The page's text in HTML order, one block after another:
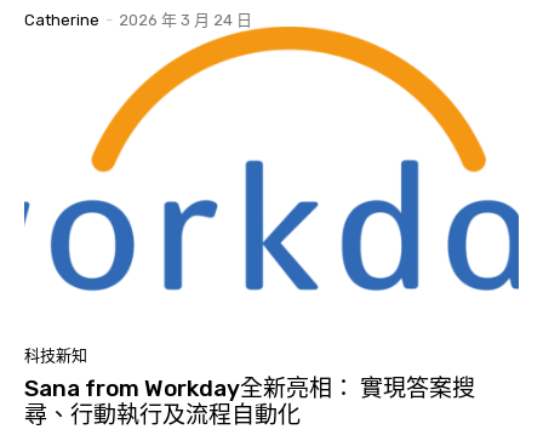
Catherine - 2026 年 3 月 24 日
科技新知
Sana from Workday全新亮相： 實現答案搜
尋、行動執行及流程自動化